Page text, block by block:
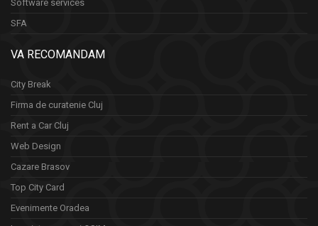
Software services
SFA
VA RECOMANDAM
City Break
Firma de curatenie Cluj
Rent a Car Cluj
Web Design
Cazare Brasov
Top City Card
Evenimente Oradea